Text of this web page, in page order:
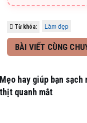
Từ khóa: Làm đẹp
BÀI VIẾT CÙNG
Mẹo hay giúp bạn sạch
thịt quanh mắt